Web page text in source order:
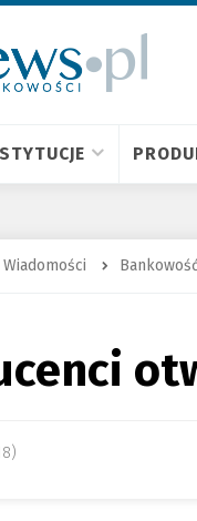
Wiadomości Bankowość